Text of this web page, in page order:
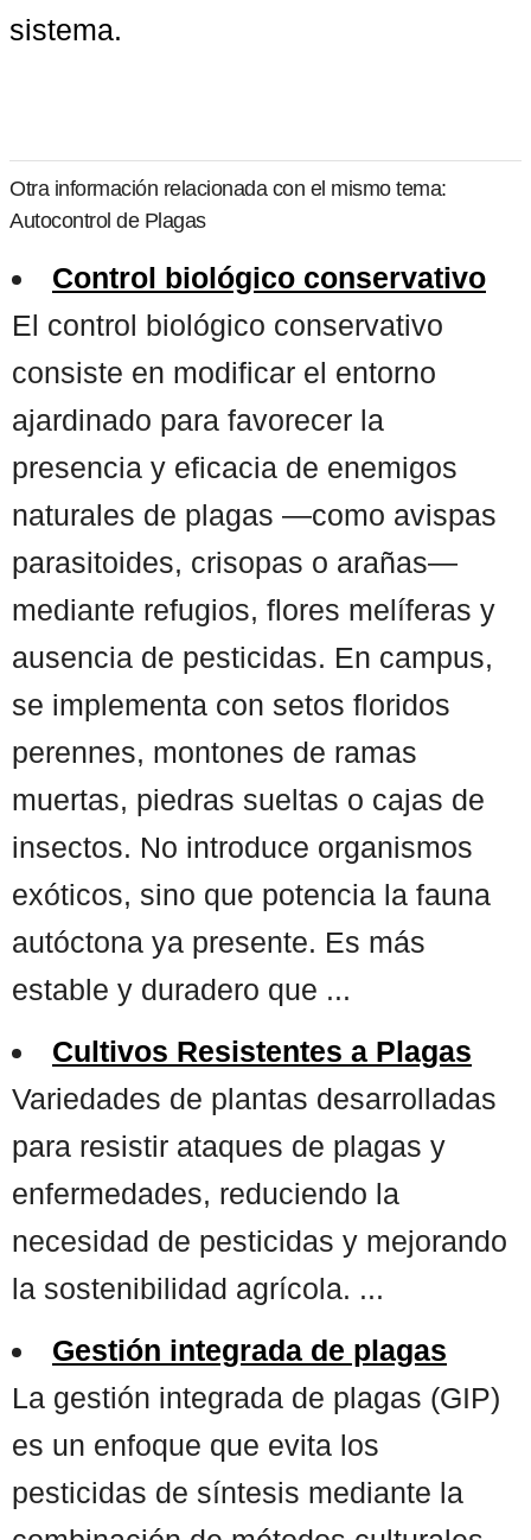
sistema.
Otra información relacionada con el mismo tema:
Autocontrol de Plagas
Control biológico conservativo
El control biológico conservativo
consiste en modificar el entorno
ajardinado para favorecer la
presencia y eficacia de enemigos
naturales de plagas —como avispas
parasitoides, crisopas o arañas—
mediante refugios, flores melíferas y
ausencia de pesticidas. En campus,
se implementa con setos floridos
perennes, montones de ramas
muertas, piedras sueltas o cajas de
insectos. No introduce organismos
exóticos, sino que potencia la fauna
autóctona ya presente. Es más
estable y duradero que ...
Cultivos Resistentes a Plagas
Variedades de plantas desarrolladas
para resistir ataques de plagas y
enfermedades, reduciendo la
necesidad de pesticidas y mejorando
la sostenibilidad agrícola. ...
Gestión integrada de plagas
La gestión integrada de plagas (GIP)
es un enfoque que evita los
pesticidas de síntesis mediante la